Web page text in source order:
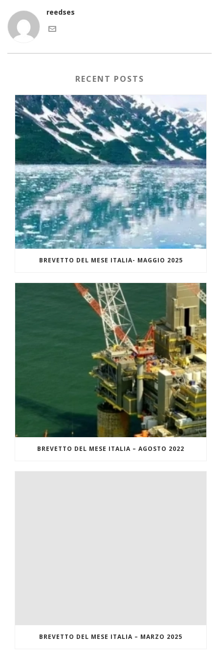
reedses
RECENT POSTS
BREVETTO DEL MESE ITALIA- MAGGIO 2025
BREVETTO DEL MESE ITALIA – AGOSTO 2022
BREVETTO DEL MESE ITALIA – MARZO 2025